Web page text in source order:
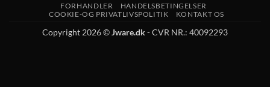
FORHANDLER
HANDELSBETINGELSER
COOKIE-OG PRIVATLIVSPOLITIK
KONTAKT OS
Copyright 2026 ©Jware.dk- CVR NR.: 40092293